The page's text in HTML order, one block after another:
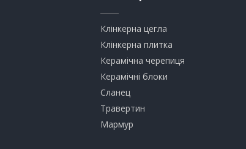
Клінкерна цегла
​Клінкерна плитка
​Керамічна черепиця
​Керамічні блоки
​Сланец
Травертин​
​Мармур